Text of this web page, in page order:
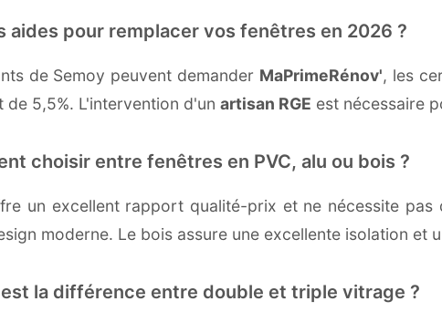
aides pour remplacer vos fenêtres en 2026 ?
de Semoy peuvent demander MaPrimeRénov', les
de 5,5%. L'intervention d'un artisan RGE est nécessaire
choisir entre fenêtres en PVC, alu ou bois ?
un excellent rapport qualité-prix et ne nécessite
moderne. Le bois assure une excellente isolation et
la différence entre double et triple vitrage ?